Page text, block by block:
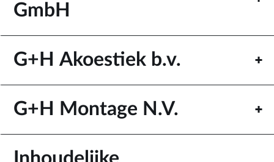
GmbH
G+H Akoestiek b.v.
G+H Montage N.V.